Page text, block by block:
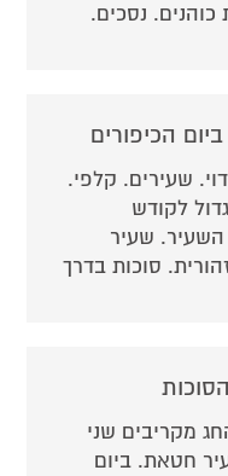
נסכים.
הכיפורים
שעירים. קלפי.
לקודש
שעיר
סוכות בדרך
מקריבים שני
חטאת. ביום